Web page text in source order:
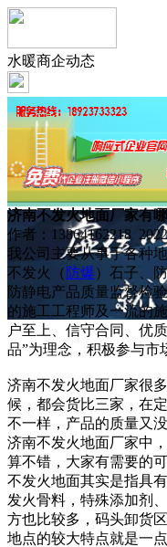
水暖商企动态
济南不发火地面厂家有
作者：13864162218
我公司主要从事于各种
不发火（ 防爆）石子、
防静电产品质量监督检
的施工工程师及一流的
户至上、信守合同、优
品”为理念，积极参与市
济南不发火地面厂家很
候，都会货比三家，在
不一样，产品的质量又没
济南不发火地面厂家中
算不错，大家有需要的可
不发火地面其实是指具
发火骨料，特殊添加剂
方也比较多，码头卸货
地点的较大特点就是一